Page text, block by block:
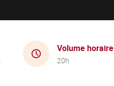
Volume horaire
20h